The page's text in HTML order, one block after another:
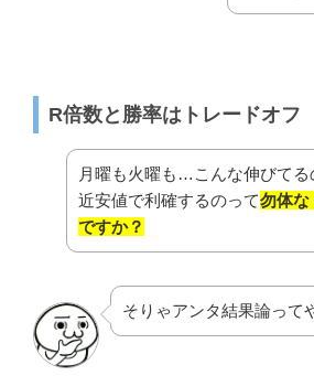
R倍数と勝率はトレードオフ
月曜も火曜も…こんな伸びてる
近安値で利確するのって勿体な
ですか？
そりゃアンタ結果論って